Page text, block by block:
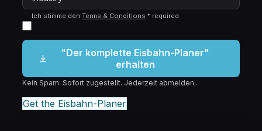
Ich stimme den Terms & Conditions * required.
"Der komplette Eisbahn-Planer"
erhalten
Kein Spam. Sofort zugestellt. Jederzeit abmelden..
Get the Eisbahn-Planer